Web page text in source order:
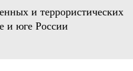
и террористических
и юге России